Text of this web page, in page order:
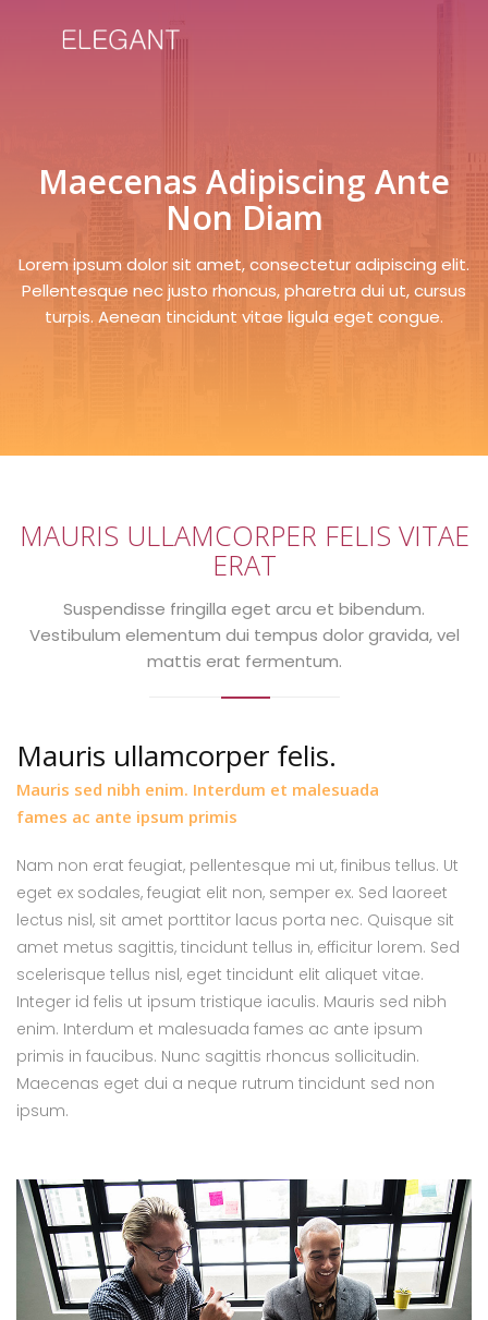
Maecenas Adipiscing Ante
Non Diam
Lorem ipsum dolor sit amet, consectetur adipiscing elit.
Pellentesque nec justo rhoncus, pharetra dui ut, cursus
turpis. Aenean tincidunt vitae ligula eget congue.
MAURIS ULLAMCORPER FELIS VITAE
ERAT
Suspendisse fringilla eget arcu et bibendum.
Vestibulum elementum dui tempus dolor gravida, vel
mattis erat fermentum.
Mauris ullamcorper felis.
Mauris sed nibh enim. Interdum et malesuada
fames ac ante ipsum primis
Nam non erat feugiat, pellentesque mi ut, finibus tellus. Ut
eget ex sodales, feugiat elit non, semper ex. Sed laoreet
lectus nisl, sit amet porttitor lacus porta nec. Quisque sit
amet metus sagittis, tincidunt tellus in, efficitur lorem. Sed
scelerisque tellus nisl, eget tincidunt elit aliquet vitae.
Integer id felis ut ipsum tristique iaculis. Mauris sed nibh
enim. Interdum et malesuada fames ac ante ipsum
primis in faucibus. Nunc sagittis rhoncus sollicitudin.
Maecenas eget dui a neque rutrum tincidunt sed non
ipsum.